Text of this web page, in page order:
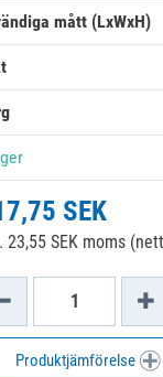
mått (LxWxH)
SEK
23,55 SEK moms
Produktjämförelse